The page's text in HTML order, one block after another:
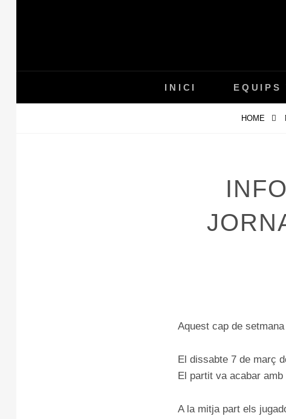
INICI EQUIPS
HOME
Aquest cap de
El dissabte 7 de març
El partit va acabar
A la mitja part els